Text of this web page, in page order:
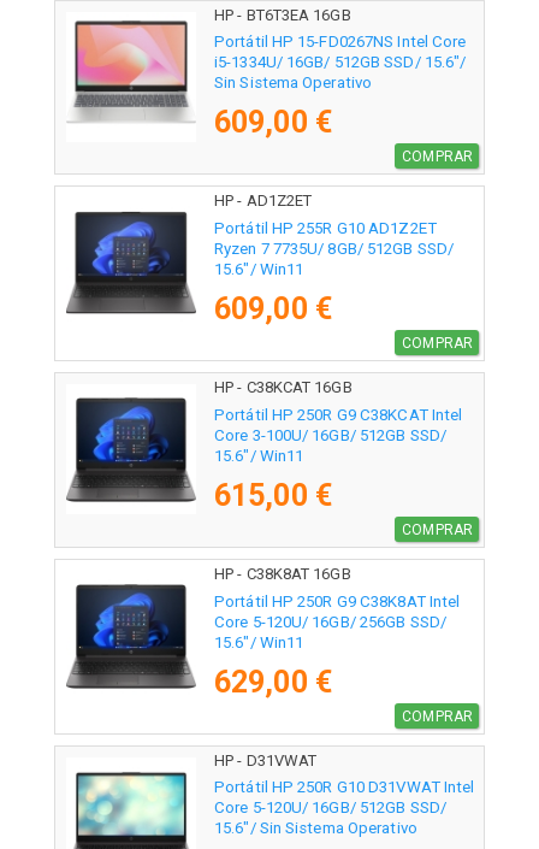
HP - BT6T3EA 16GB
Portátil HP 15-FD0267NS Intel Core
i5-1334U/ 16GB/ 512GB SSD/ 15.6"/
Sin Sistema Operativo
609,00 €
COMPRAR
HP - AD1Z2ET
Portátil HP 255R G10 AD1Z2ET
Ryzen 7 7735U/ 8GB/ 512GB SSD/
15.6"/ Win11
609,00 €
COMPRAR
HP - C38KCAT 16GB
Portátil HP 250R G9 C38KCAT Intel
Core 3-100U/ 16GB/ 512GB SSD/
15.6"/ Win11
615,00 €
COMPRAR
HP - C38K8AT 16GB
Portátil HP 250R G9 C38K8AT Intel
Core 5-120U/ 16GB/ 256GB SSD/
15.6"/ Win11
629,00 €
COMPRAR
HP - D31VWAT
Portátil HP 250R G10 D31VWAT Intel
Core 5-120U/ 16GB/ 512GB SSD/
15.6"/ Sin Sistema Operativo